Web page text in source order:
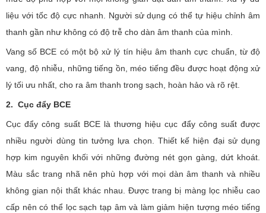
liệu với tốc độ cực nhanh. Người sử dụng có thể tự hiệu chỉnh âm
thanh gần như không có độ trễ cho dàn âm thanh của mình.
Vang số BCE có một bộ xử lý tín hiệu âm thanh cực chuẩn, từ độ
vang, độ nhiễu, những tiếng ồn, méo tiếng đều được hoạt động xử
lý tối ưu nhất, cho ra âm thanh trong sạch, hoàn hảo và rõ rệt.
2. Cục đẩy BCE
Cục đẩy công suất BCE là thương hiệu cục đẩy công suất được
nhiều người dùng tin tưởng lựa chọn. Thiết kế hiện đại sử dụng
hợp kim nguyên khối với những đường nét gọn gàng, dứt khoát.
Màu sắc trang nhã nên phù hợp với mọi dàn âm thanh và nhiều
không gian nội thất khác nhau. Được trang bị màng lọc nhiễu cao
cấp nên có thể lọc sạch tạp âm và làm giảm hiện tượng méo tiếng